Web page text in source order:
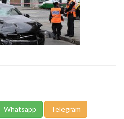
Whatsapp Telegram